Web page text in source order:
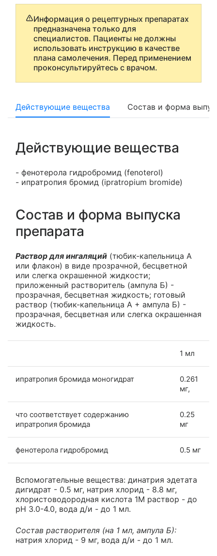
Информация о рецептурных препаратах
предназначена только для
специалистов. Пациенты не должны
использовать инструкцию в качестве
плана самолечения. Перед применением
проконсультируйтесь с врачом.
Действующие вещества Состав и форма
Действующие вещества
- фенотерола гидробромид (fenoterol)
- ипратропия бромид (ipratropium bromide)
Состав и форма выпуска
препарата
Раствор для ингаляций (тюбик-капельница А
или флакон) в виде прозрачной, бесцветной
или слегка окрашенной жидкости;
приложенный растворитель (ампула Б) -
прозрачная, бесцветная жидкость; готовый
раствор (тюбик-капельница А + ампула Б) -
прозрачная, бесцветная или слегка окрашенная
жидкость.
1 мл
ипратропия бромида моногидрат
0.261
мг,
что соответствует содержанию
ипратропия бромида
0.25
мг
фенотерола гидробромид 0.5 мг
Вспомогательные вещества: динатрия эдетата
дигидрат - 0.5 мг, натрия хлорид - 8.8 мг,
хлористоводородная кислота 1М раствор - до
рН 3.0-4.0, вода д/и - до 1 мл.
Состав растворителя (на 1 мл, ампула Б):
натрия хлорид - 9 мг, вода д/и - до 1 мл.